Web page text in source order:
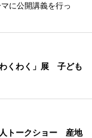
に公開講義を行っ
くわく」展 子ども
トークショー 産地